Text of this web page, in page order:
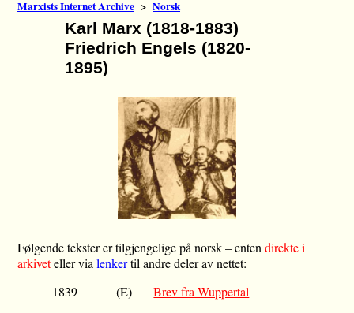
Marxists Internet Archive >Norsk
Karl Marx (1818-1883)
Friedrich Engels (1820-
1895)
Følgende tekster er tilgjengelige på norsk – entendirekte i
arkiveteller vialenkertil andre deler av nettet:
1839
(E)
Brev fra Wuppertal